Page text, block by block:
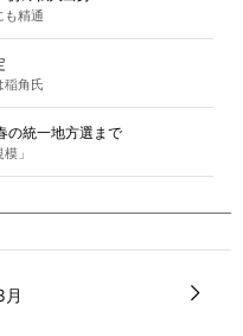
も精通
稲角氏
の統一地方選まで
」